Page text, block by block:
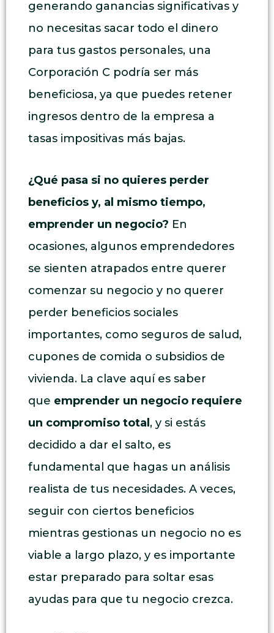
generando ganancias significativas y
no necesitas sacar todo el dinero
para tus gastos personales, una
Corporación C podría ser más
beneficiosa, ya que puedes retener
ingresos dentro de la empresa a
tasas impositivas más bajas.
¿Qué pasa si no quieres perder
beneficios y, al mismo tiempo,
emprender un negocio? En
ocasiones, algunos emprendedores
se sienten atrapados entre querer
comenzar su negocio y no querer
perder beneficios sociales
importantes, como seguros de salud,
cupones de comida o subsidios de
vivienda. La clave aquí es saber
que emprender un negocio requiere
un compromiso total , y si estás
decidido a dar el salto, es
fundamental que hagas un análisis
realista de tus necesidades. A veces,
seguir con ciertos beneficios
mientras gestionas un negocio no es
viable a largo plazo, y es importante
estar preparado para soltar esas
ayudas para que tu negocio crezca.